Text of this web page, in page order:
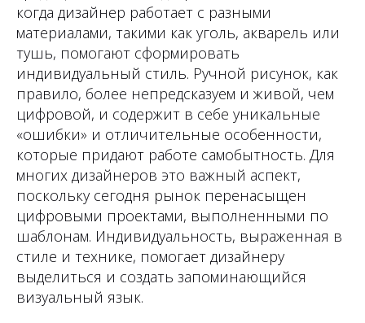
когда дизайнер работает с разными
материалами, такими как уголь, акварель или
тушь, помогают сформировать
индивидуальный стиль. Ручной рисунок, как
правило, более непредсказуем и живой, чем
цифровой, и содержит в себе уникальные
«ошибки» и отличительные особенности,
которые придают работе самобытность. Для
многих дизайнеров это важный аспект,
поскольку сегодня рынок перенасыщен
цифровыми проектами, выполненными по
шаблонам. Индивидуальность, выраженная в
стиле и технике, помогает дизайнеру
выделиться и создать запоминающийся
визуальный язык.